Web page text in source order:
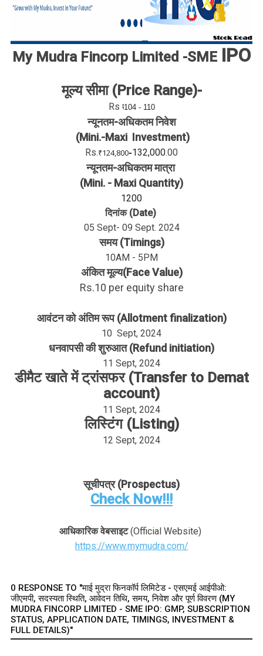
My Mudra Fincorp Limited -SME IPO
मूल्य सीमा (Price Range)-
Rs ₹104 - 110
न्यूनतम-अधिकतमनिवेश
(Mini.-Maxi Investment)
Rs.₹124,800-132,000.00
न्यूनतम-अधिकतममात्रा
(Mini. - Maxi Quantity)
1200
दिनांक (Date)
05 Sept- 09 Sept. 2024
समय (Timings)
10AM - 5PM
अंकित मूल्य(Face Value)
Rs.10 per equity share
आवंटन को अंतिम रूप (Allotment finalization)
10 Sept, 2024
धनवापसी की शुरुआत (Refund initiation)
11 Sept, 2024
डीमैट खाते में ट्रांसफर (Transfer to Demat
account)
11 Sept, 2024
लिस्टिंग (Listing)
12 Sept, 2024
सूचीपत्र (Prospectus)
Check Now!!!
आधिकारिक वेबसाइट(Official Website)
https://www.mymudra.com/
0 RESPONSE TO "माई मुद्रा फिनकॉर्प लिमिटेड - एसएमई आईपीओ:
जीएमपी, सदस्यता स्थिति, आवेदन तिथि, समय, निवेश और पूर्ण विवरण (MY
MUDRA FINCORP LIMITED - SME IPO: GMP, SUBSCRIPTION
STATUS, APPLICATION DATE, TIMINGS, INVESTMENT &
FULL DETAILS)"